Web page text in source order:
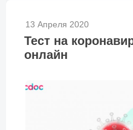
13 Апреля 2020
Тест на
онлайн